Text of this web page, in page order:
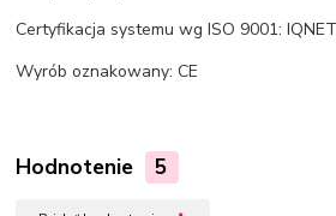
Certyfikacja systemu wg ISO 9001:
Wyrób oznakowany: CE
Hodnotenie 5